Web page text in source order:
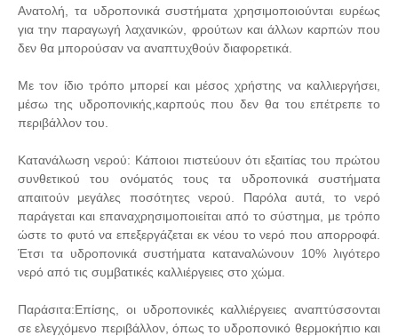
Ανατολή, τα υδροπονικά συστήματα χρησιμοποιούνται ευρέως
για την παραγωγή λαχανικών, φρούτων και άλλων καρπών που
δεν θα μπορούσαν να αναπτυχθούν διαφορετικά.
Με τον ίδιο τρόπο μπορεί και μέσος χρήστης να καλλιεργήσει,
μέσω της υδροπονικής,καρπούς που δεν θα του επέτρεπε το
περιβάλλον του.
Κατανάλωση νερού: Κάποιοι πιστεύουν ότι εξαιτίας του πρώτου
συνθετικού του ονόματός τους τα υδροπονικά συστήματα
απαιτούν μεγάλες ποσότητες νερού. Παρόλα αυτά, το νερό
παράγεται και επαναχρησιμοποιείται από το σύστημα, με τρόπο
ώστε το φυτό να επεξεργάζεται εκ νέου το νερό που απορροφά.
Έτσι τα υδροπονικά συστήματα καταναλώνουν 10% λιγότερο
νερό από τις συμβατικές καλλιέργειες στο χώμα.
Παράσιτα:Επίσης, οι υδροπονικές καλλιέργειες αναπτύσσονται
σε ελεγχόμενο περιβάλλον, όπως το υδροπονικό θερμοκήπιο και